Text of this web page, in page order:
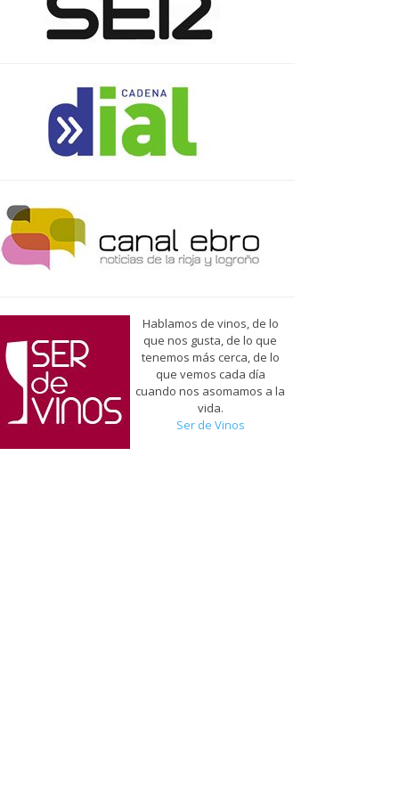
Hablamos de vinos, de lo
que nos gusta, de lo que
tenemos más cerca, de lo
que vemos cada día